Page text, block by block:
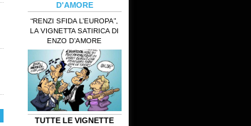
D'AMORE
“RENZI SFIDA L’EUROPA”,
LA VIGNETTA SATIRICA DI
ENZO D’AMORE
TUTTE LE VIGNETTE